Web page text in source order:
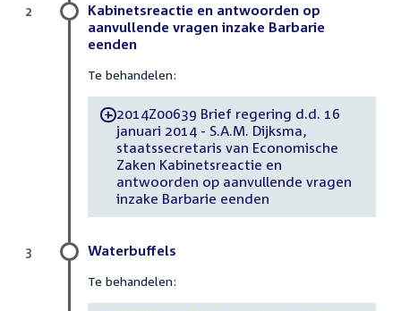
Kabinetsreactie en antwoorden op
aanvullende vragen inzake Barbarie
eenden
Te behandelen:
-2014Z00639 Brief regering d.d. 16
januari 2014 - S.A.M. Dijksma,
staatssecretaris van Economische
Zaken Kabinetsreactie en
antwoorden op aanvullende vragen
inzake Barbarie eenden
2
Waterbuffels
Te behandelen:
3